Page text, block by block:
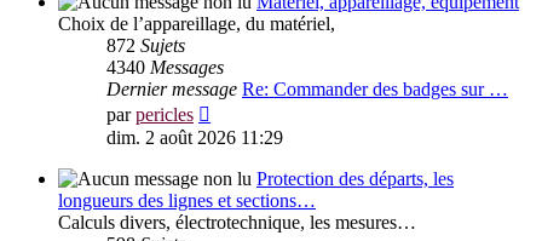
Choix de l’appareillage, du matériel,
872 Sujets
4340 Messages
Dernier message Re: Commander des badges sur …
parpericles
le
message
dim. 2 août 2026 11:29
Protection des départs, les
longueurs des lignes et sections…
Calculs divers, électrotechnique, les mesures…